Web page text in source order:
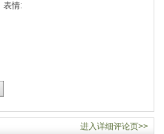
表情:
进入详细评论页>>